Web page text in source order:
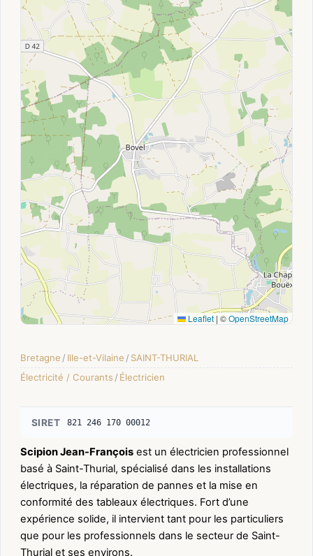
Leaflet | ©OpenStreetMap
Bretagne / Ille-et-Vilaine / SAINT-THURIAL
Électricité / Courants / Électricien
SIRET 821 246 170 00012
Scipion Jean-François est un électricien professionnel
basé à Saint-Thurial, spécialisé dans les installations
électriques, la réparation de pannes et la mise en
conformité des tableaux électriques. Fort d’une
expérience solide, il intervient tant pour les particuliers
que pour les professionnels dans le secteur de Saint-
Thurial et ses environs.